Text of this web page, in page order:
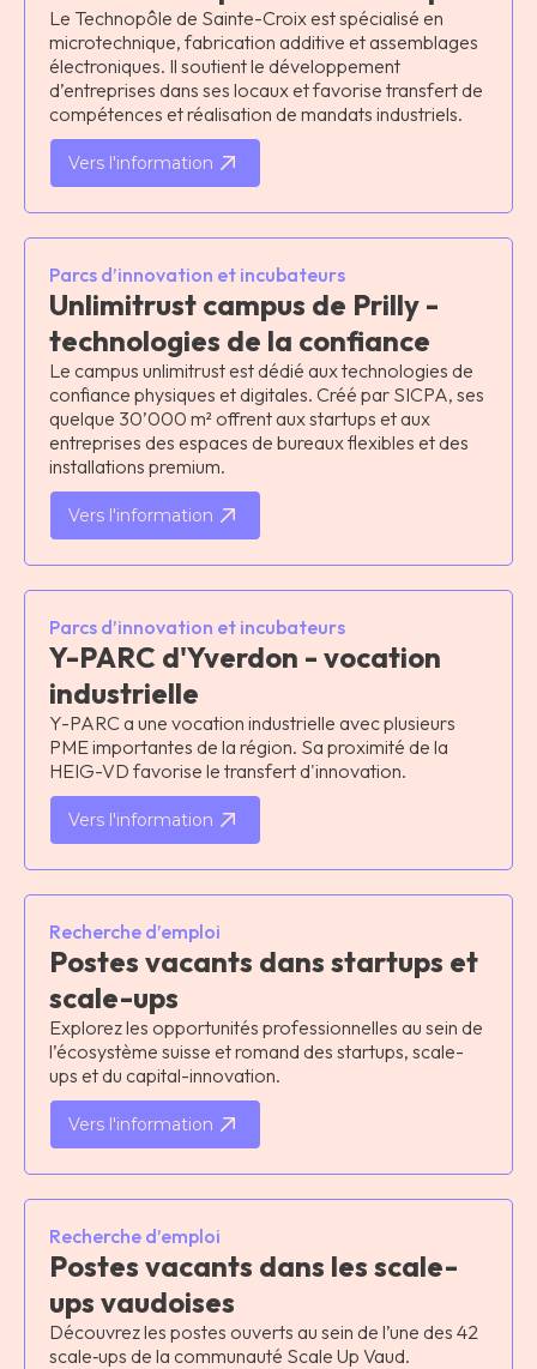
Le Technopôle de Sainte-Croix est spécialisé en
microtechnique, fabrication additive et assemblages
électroniques. Il soutient le développement
d’entreprises dans ses locaux et favorise transfert de
compétences et réalisation de mandats industriels.
Vers l'information
Parcs d’innovation et incubateurs
Unlimitrust campus de Prilly -
technologies de la confiance
Le campus unlimitrust est dédié aux technologies de
confiance physiques et digitales. Créé par SICPA, ses
quelque 30’000 m² offrent aux startups et aux
entreprises des espaces de bureaux flexibles et des
installations premium.
Vers l'information
Parcs d’innovation et incubateurs
Y-PARC d'Yverdon - vocation
industrielle
Y-PARC a une vocation industrielle avec plusieurs
PME importantes de la région. Sa proximité de la
HEIG-VD favorise le transfert d'innovation.
Vers l'information
Recherche d’emploi
Postes vacants dans startups et
scale-ups
Explorez les opportunités professionnelles au sein de
l’écosystème suisse et romand des startups, scale-
ups et du capital-innovation.
Vers l'information
Recherche d’emploi
Postes vacants dans les scale-
ups vaudoises
Découvrez les postes ouverts au sein de l’une des 42
scale‑ups de la communauté Scale Up Vaud.